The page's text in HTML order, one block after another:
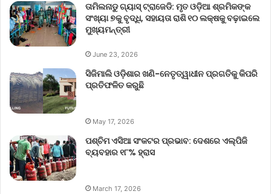
ତାମିଲନାଡୁ ଗ୍ୟାସ୍ ଟ୍ରାଜେଡି: ମୃତ ଓଡ଼ିଆ ଶ୍ରମିକଙ୍କ
ସଂଖ୍ୟା ୭କୁ ବୃଦ୍ଧି, ସହାୟତା ରାଶି ୧୦ ଲକ୍ଷକୁ ବଢ଼ାଇଲେ
ମୁଖ୍ୟମନ୍ତ୍ରୀ
June 23, 2026
ସିଜିମାଲି ଓଡ଼ିଶାର ଖଣି-ନେତୃତ୍ୱାଧୀନ ପ୍ରଗତିକୁ କିପରି
ପ୍ରତିଫଳିତ କରୁଛି
May 17, 2026
ପଶ୍ଚିମ ଏସିଆ ସଂକଟର ପ୍ରଭାବ: ଦେଶରେ ଏଲ୍‌ପିଜି
ବ୍ୟବହାର ୧୮% ହ୍ରାସ
March 17, 2026